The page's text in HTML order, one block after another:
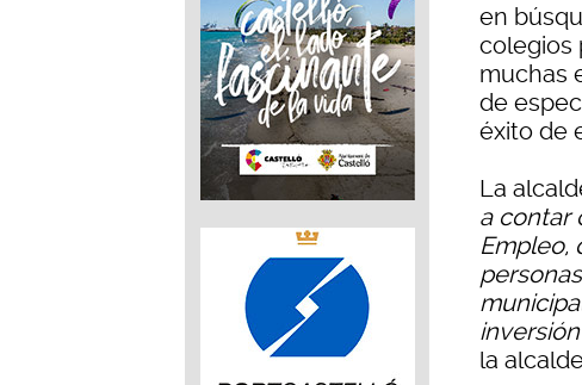
en
colegios
muchas
de
éxito de
La
a contar
Empleo,
la